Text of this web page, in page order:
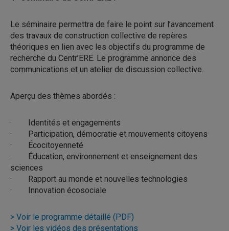
Le séminaire permettra de faire le point sur l’avancement
des travaux de construction collective de repères
théoriques en lien avec les objectifs du programme de
recherche du Centr’ERE. Le programme annonce des
communications et un atelier de discussion collective.
Aperçu des thèmes abordés :
· Identités et engagements
· Participation, démocratie et mouvements citoyens
· Écocitoyenneté
· Éducation, environnement et enseignement des
sciences
· Rapport au monde et nouvelles technologies
· Innovation écosociale
> Voir le programme détaillé (PDF)
> Voir les vidéos des présentations